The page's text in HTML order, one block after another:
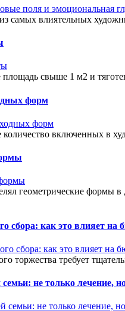
самых влиятельных
свыше 1 м2 и
форм
включенных в
геометрические формы
сбора: как это влияет на
торжества требует
не только лечение,